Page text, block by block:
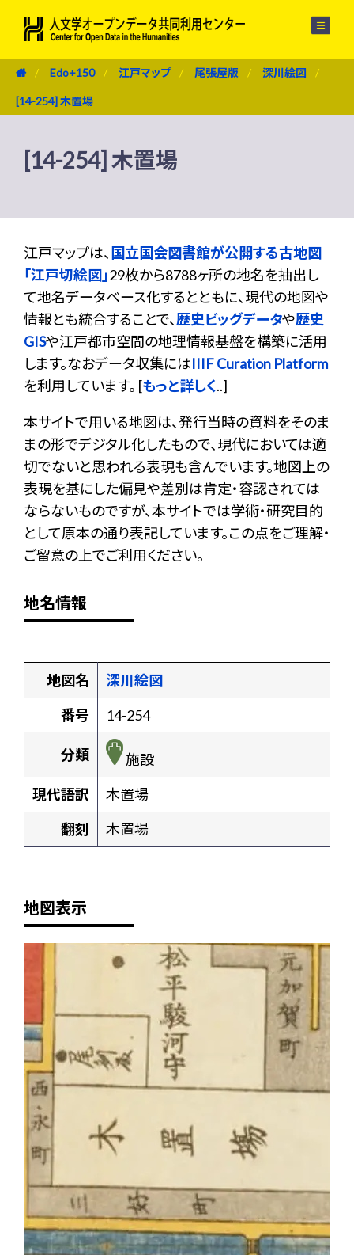
Edo+150 江戸マップ 尾張屋版 深川絵図
[14-254] 木置場
[14-254] 木置場
江戸マップは、 国立国会図書館が公開する古地図
「江戸切絵図」29枚から8788ヶ所の地名を抽出し
て地名データベース化するとともに、現代の地図や
情報とも統合することで、歴史ビッグデータや歴史
GISや江戸都市空間の地理情報基盤を構築に活用
します。なおデータ収集にはIIIF Curation Platform
を利用しています。 [もっと詳しく..]
本サイトで用いる地図は、発行当時の資料をそのま
まの形でデジタル化したもので、現代においては適
切でないと思われる表現も含んでいます。地図上の
表現を基にした偏見や差別は肯定・容認されては
ならないものですが、本サイトでは学術・研究目的
として原本の通り表記しています。この点をご理解・
ご留意の上でご利用ください。
地名情報
地図名
深川絵図
番号
14-254
分類
施設
現代語訳
木置場
翻刻
木置場
地図表示
-